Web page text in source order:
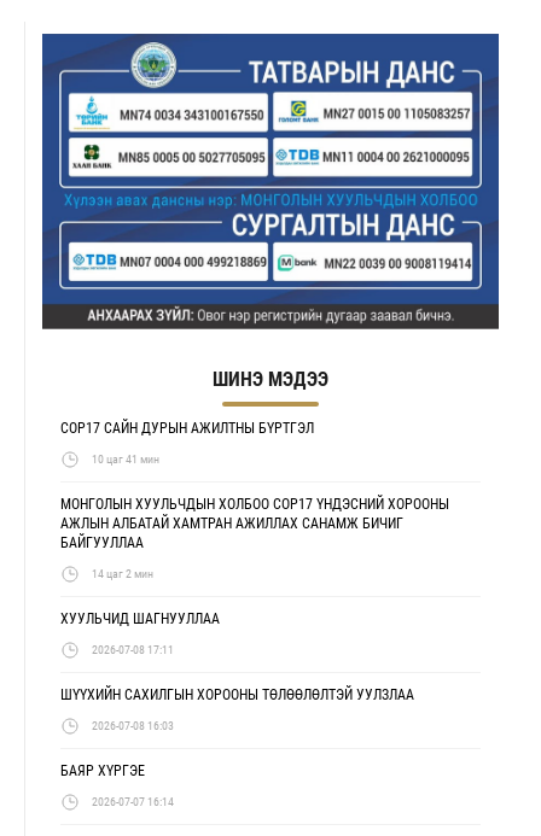
ШИНЭ МЭДЭЭ
COP17 САЙН ДУРЫН АЖИЛТНЫ БҮРТГЭЛ
10 цаг 41 мин
МОНГОЛЫН ХУУЛЬЧДЫН ХОЛБОО COP17 ҮНДЭСНИЙ ХОРООНЫ
АЖЛЫН АЛБАТАЙ ХАМТРАН АЖИЛЛАХ САНАМЖ БИЧИГ
БАЙГУУЛЛАА
14 цаг 2 мин
ХУУЛЬЧИД ШАГНУУЛЛАА
2026-07-08 17:11
ШҮҮХИЙН САХИЛГЫН ХОРООНЫ ТӨЛӨӨЛӨЛТЭЙ УУЛЗЛАА
2026-07-08 16:03
БАЯР ХҮРГЭЕ
2026-07-07 16:14